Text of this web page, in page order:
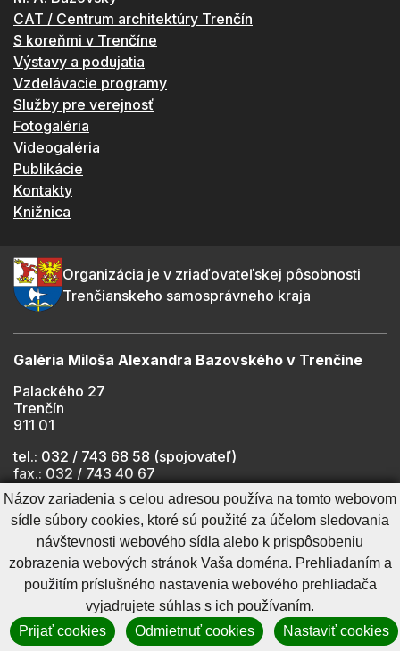
CAT / Centrum architektúry Trenčín
S koreňmi v Trenčíne
Výstavy a podujatia
Vzdelávacie programy
Služby pre verejnosť
Fotogaléria
Videogaléria
Publikácie
Kontakty
Knižnica
Organizácia je v zriaďovateľskej pôsobnosti
Trenčianskeho samosprávneho kraja
Galéria Miloša Alexandra Bazovského v Trenčíne
Palackého 27
Trenčín
911 01
tel.: 032 / 743 68 58 (spojovateľ)
fax.: 032 / 743 40 67
e-mail:
info@gmab.sk
Cookies nastavenie
Ochrana osobných údajov
Cookies - viac informácií
Vyhlásenie o prístupnosti
Technický prevádzkovateľ
Správca obsahu
GenerujeCMS BUXUS
Názov zariadenia s celou adresou používa na tomto webovom
sídle súbory cookies, ktoré sú použité za účelom sledovania
návštevnosti webového sídla alebo k prispôsobeniu
zobrazenia webových stránok Vaša doména. Prehliadaním a
použitím príslušného nastavenia webového prehliadača
vyjadrujete súhlas s ich používaním.
Prijať cookies
Odmietnuť cookies Nastaviť cookies